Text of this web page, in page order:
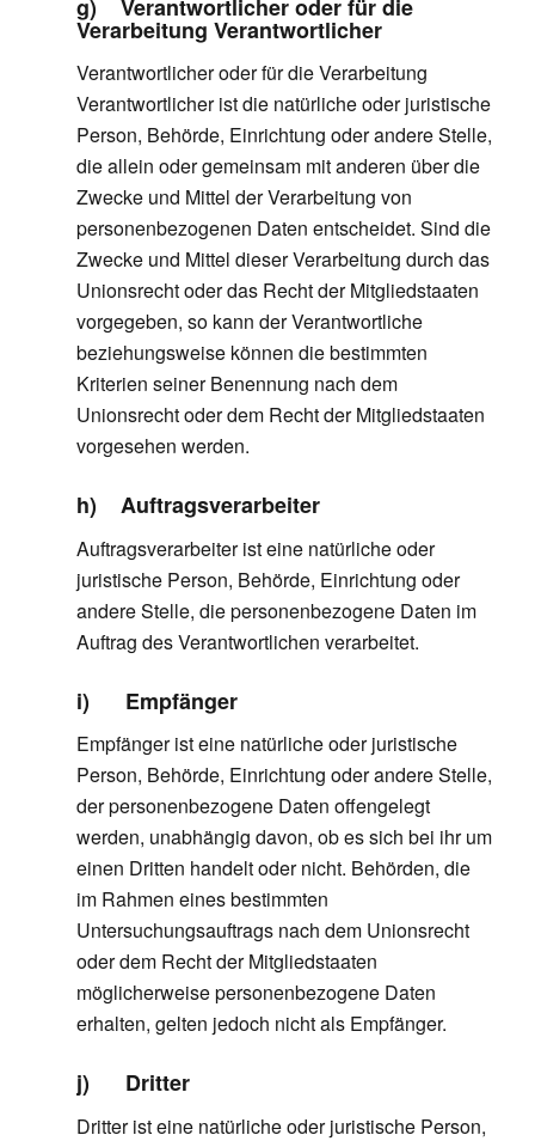
g) Verantwortlicher oder für die
Verarbeitung Verantwortlicher
Verantwortlicher oder für die Verarbeitung
Verantwortlicher ist die natürliche oder juristische
Person, Behörde, Einrichtung oder andere Stelle,
die allein oder gemeinsam mit anderen über die
Zwecke und Mittel der Verarbeitung von
personenbezogenen Daten entscheidet. Sind die
Zwecke und Mittel dieser Verarbeitung durch das
Unionsrecht oder das Recht der Mitgliedstaaten
vorgegeben, so kann der Verantwortliche
beziehungsweise können die bestimmten
Kriterien seiner Benennung nach dem
Unionsrecht oder dem Recht der Mitgliedstaaten
vorgesehen werden.
h) Auftragsverarbeiter
Auftragsverarbeiter ist eine natürliche oder
juristische Person, Behörde, Einrichtung oder
andere Stelle, die personenbezogene Daten im
Auftrag des Verantwortlichen verarbeitet.
i) Empfänger
Empfänger ist eine natürliche oder juristische
Person, Behörde, Einrichtung oder andere Stelle,
der personenbezogene Daten offengelegt
werden, unabhängig davon, ob es sich bei ihr um
einen Dritten handelt oder nicht. Behörden, die
im Rahmen eines bestimmten
Untersuchungsauftrags nach dem Unionsrecht
oder dem Recht der Mitgliedstaaten
möglicherweise personenbezogene Daten
erhalten, gelten jedoch nicht als Empfänger.
j) Dritter
Dritter ist eine natürliche oder juristische Person,